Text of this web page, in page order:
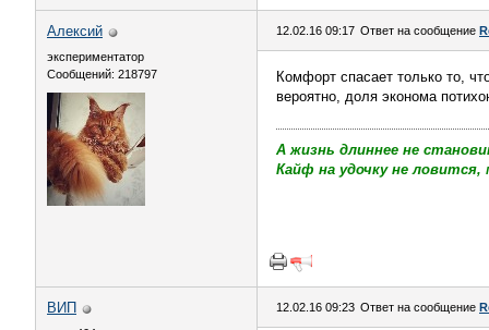
Алексий
экспериментатор
Сообщений: 218797
12.02.16 09:17 Ответ на сообщение
Комфорт спасает только то,
вероятно, доля эконома
А жизнь длиннее не
Кайф на удочку не
ВИП 12.02.16 09:23 Ответ на сообщение